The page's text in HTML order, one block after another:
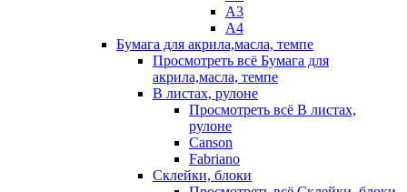
А3
А4
Бумага для акрила,масла, темпе
Просмотреть всё Бумага для
акрила,масла, темпе
В листах, рулоне
Просмотреть всё В листах,
рулоне
Canson
Fabriano
Склейки, блоки